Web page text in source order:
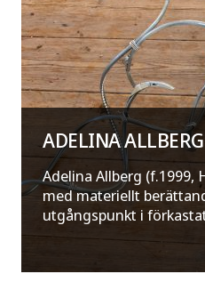
ADELINA ALLBERG
Adelina Allberg (f.1999,
med materiellt
utgångspunkt i